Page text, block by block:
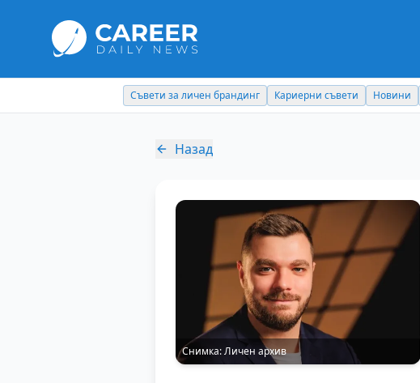
Съвети за личен брандинг Кариерни съвети Новини
Назад
Снимка:Личен архив